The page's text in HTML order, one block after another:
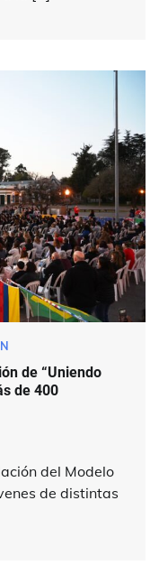
de “Uniendo
de 400
del Modelo
de distintas